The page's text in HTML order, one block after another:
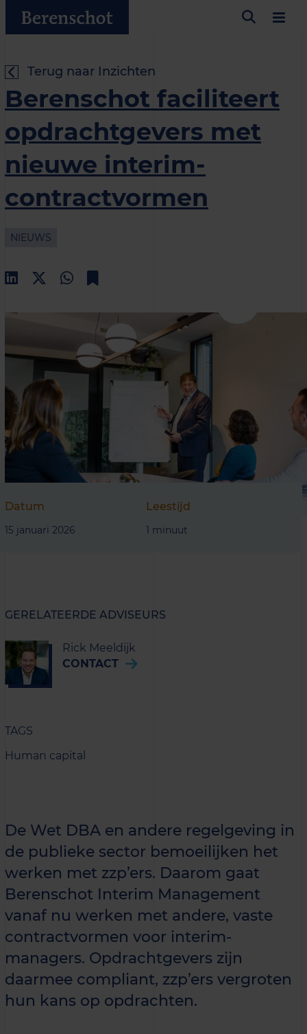
Terug naar Inzichten
Berenschot faciliteert
opdrachtgevers met
nieuwe interim-
contractvormen
NIEUWS
Datum
15 januari 2026
Leestijd
1 minuut
GERELATEERDE ADVISEURS
Rick Meeldijk
CONTACT
TAGS
Human capital
De Wet DBA en andere regelgeving in
de publieke sector bemoeilijken het
werken met zzp’ers. Daarom gaat
Berenschot Interim Management
vanaf nu werken met andere, vaste
contractvormen voor interim-
managers. Opdrachtgevers zijn
daarmee compliant, zzp’ers vergroten
hun kans op opdrachten.